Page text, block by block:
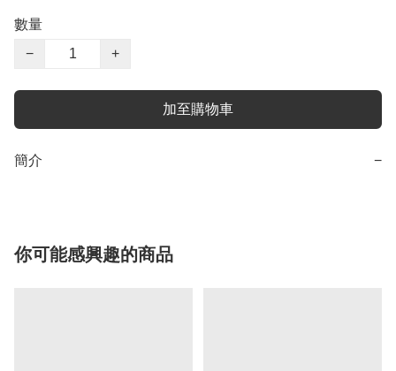
數量
−
+
加至購物車
簡介 −
你可能感興趣的商品